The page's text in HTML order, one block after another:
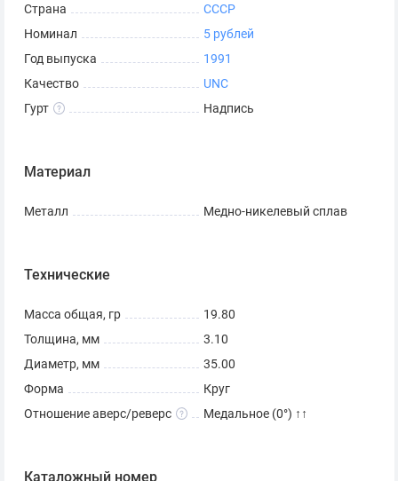
Страна
СССР
Номинал
5 рублей
Год выпуска
1991
Качество
UNC
Гурт
Надпись
Материал
Металл Медно-никелевый сплав
Технические
Масса общая, гр
19.80
Толщина, мм
3.10
Диаметр, мм
35.00
Форма
Круг
Отношение аверс/реверс
Медальное (0°) ↑↑
Каталожный номер